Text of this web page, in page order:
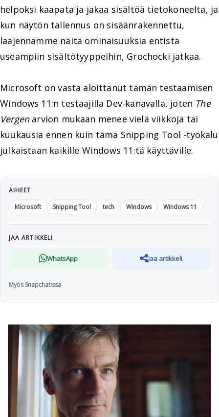
helpoksi kaapata ja jakaa sisältöä tietokoneelta, ja
kun näytön tallennus on sisäänrakennettu,
laajennamme näitä ominaisuuksia entistä
useampiin sisältötyyppeihin, Grochocki jatkaa.
Microsoft on vasta aloittanut tämän testaamisen
Windows 11:n testaajilla Dev-kanavalla, joten The
Vergenarvion mukaan menee vielä viikkoja tai
kuukausia ennen kuin tämä Snipping Tool -työkalu
julkaistaan kaikille Windows 11:tä käyttäville.
AIHEET
Microsoft
Snipping Tool tech Windows Windows 11
JAA ARTIKKELI
WhatsApp Jaa artikkeli
Myös Snapchatissa